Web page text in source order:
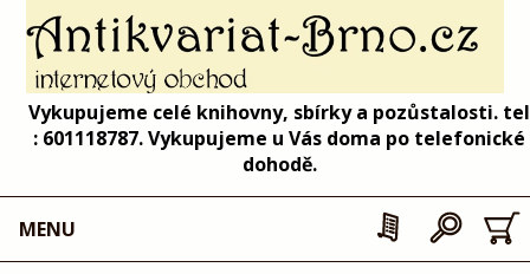
Vykupujeme celé knihovny, sbírky a pozůstalosti. tel
: 601118787. Vykupujeme u Vás doma po telefonické
dohodě.
MENU